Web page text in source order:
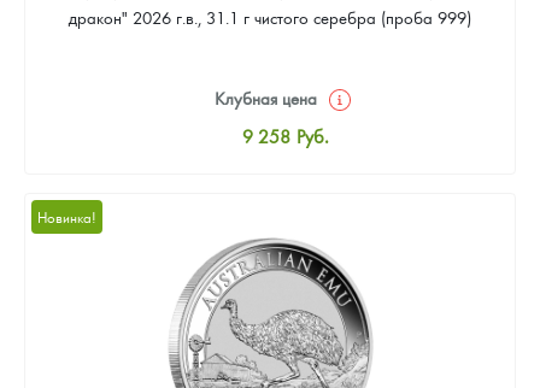
дракон" 2026 г.в., 31.1 г чистого серебра (проба 999)
Клубная цена
9 258 Руб.
Цена выкупа
Звоните
Новинка!